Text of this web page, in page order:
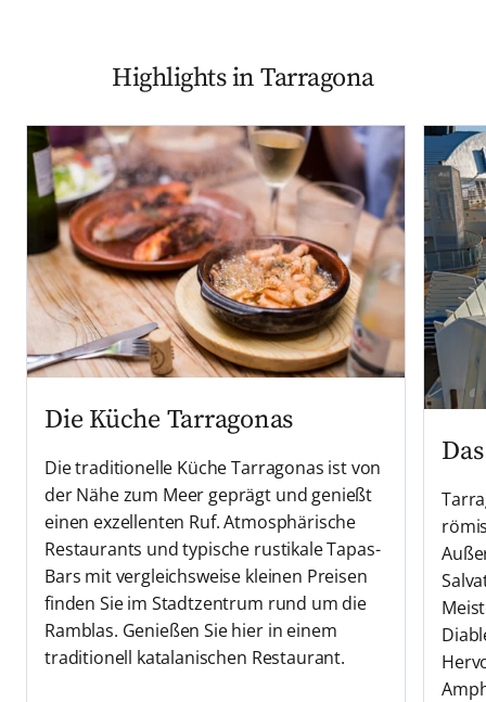
Highlights in Tarragona
Die Küche Tarragonas
Die traditionelle Küche Tarragonas ist von
der Nähe zum Meer geprägt und genießt
einen exzellenten Ruf. Atmosphärische
Restaurants und typische rustikale Tapas-
Bars mit vergleichsweise kleinen Preisen
finden Sie im Stadtzentrum rund um die
Ramblas. Genießen Sie hier in einem
traditionell katalanischen Restaurant.